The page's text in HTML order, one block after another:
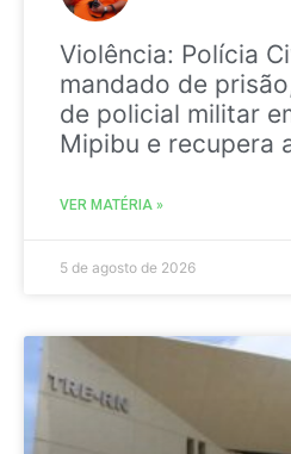
Violência: Polícia
mandado de
de policial militar
Mipibu e recupera
VER MATÉRIA »
5 de agosto de 2026